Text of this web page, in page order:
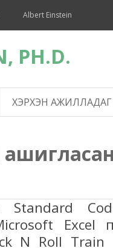
Albert Einstein
PH.D.
ХЭРХЭН АЖИЛЛАДАГ
Standard
Excel
N Roll